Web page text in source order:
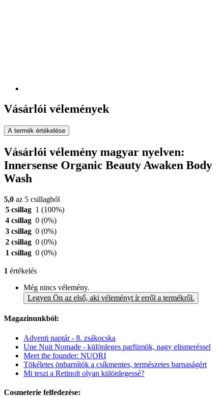
Vásárlói vélemények
A termék értékelése
Vásárlói vélemény magyar nyelven:
Innersense Organic Beauty Awaken Body
Wash
5,0 az 5 csillagból
5 csillag 1 (100%)
4 csillag 0 (0%)
3 csillag 0 (0%)
2 csillag 0 (0%)
1 csillag 0 (0%)
1 értékelés
Még nincs vélemény.
Legyen Ön az első, aki véleményt ír erről a termékről.
Magazinunkból:
Adventi naptár - 8. zsákocska
Une Nuit Nomade - különleges parfümök, nagy elismeréssel
Meet the founder: NUORI
Tökéletes önbarnítók a csíkmentes, természetes barnaságért
Mi teszi a Retinolt olyan különlegessé?
Cosmeterie felfedezése: